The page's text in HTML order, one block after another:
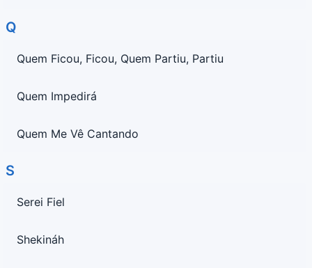
Q
Quem Ficou, Ficou, Quem Partiu, Partiu
Quem Impedirá
Quem Me Vê Cantando
S
Serei Fiel
Shekináh